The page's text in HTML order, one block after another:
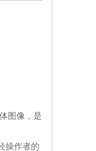
图像，是
操作者的